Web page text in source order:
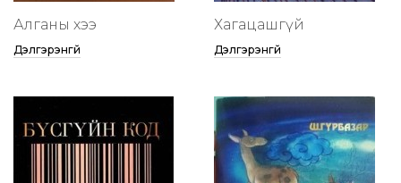
Алганы хээ
Дэлгэрэнгүй
Хагацашгүй
Дэлгэрэнгүй